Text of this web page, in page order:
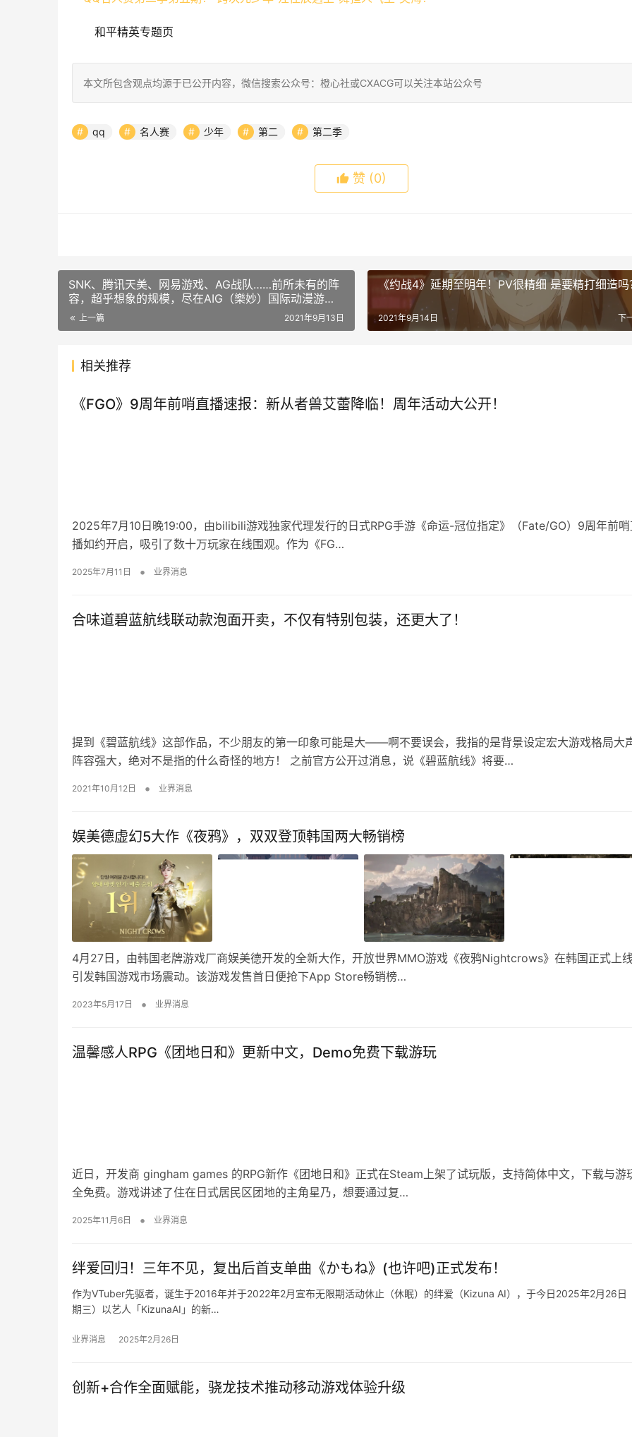
和平精英专题页
本文所包含观点均源于已公开内容，微信搜索公众号：橙心社或CXACG可以关注本站公众号
qq 名人赛 少年 第二 第二季
赞 (0)
SNK、腾讯天美、网易游戏、AG战队……前所未有的阵
容，超乎想象的规模，尽在AIG（樂妙）国际动漫游戏
暨数码互动娱乐产业博览会！
上一篇 2021年9月13日
《约战4》延期至明年！PV很精细 是要精打细造吗
下
2021年9月14日
相关推荐
《FGO》9周年前哨直播速报：新从者兽艾蕾降临！周年活动大公开！
2025年7月10日晚19:00，由bilibili游戏独家代理发行的日式RPG手游《命运-冠位指定》（Fate/GO）9周年前
播如约开启，吸引了数十万玩家在线围观。作为《FG…
2025年7月11日 • 业界消息
合味道碧蓝航线联动款泡面开卖，不仅有特别包装，还更大了！
提到《碧蓝航线》这部作品，不少朋友的第一印象可能是大——啊不要误会，我指的是背景设定宏大游戏格局大
阵容强大，绝对不是指的什么奇怪的地方！ 之前官方公开过消息，说《碧蓝航线》将要…
2021年10月12日 • 业界消息
娱美德虚幻5大作《夜鸦》，双双登顶韩国两大畅销榜
4月27日，由韩国老牌游戏厂商娱美德开发的全新大作，开放世界MMO游戏《夜鸦Nightcrows》在韩国正式上
引发韩国游戏市场震动。该游戏发售首日便抢下App Store畅销榜…
2023年5月17日 • 业界消息
温馨感人RPG《团地日和》更新中文，Demo免费下载游玩
近日，开发商 gingham games 的RPG新作《团地日和》正式在Steam上架了试玩版，支持简体中文，下载与游
全免费。游戏讲述了住在日式居民区团地的主角星乃，想要通过复…
2025年11月6日 • 业界消息
绊爱回归！三年不见，复出后首支单曲《かもね》(也许吧)正式发布！
作为VTuber先驱者，诞生于2016年并于2022年2月宣布无限期活动休止（休眠）的绊爱（Kizuna AI），于今日2025年2月26日
期三）以艺人「KizunaAI」的新…
业界消息 2025年2月26日
创新+合作全面赋能，骁龙技术推动移动游戏体验升级